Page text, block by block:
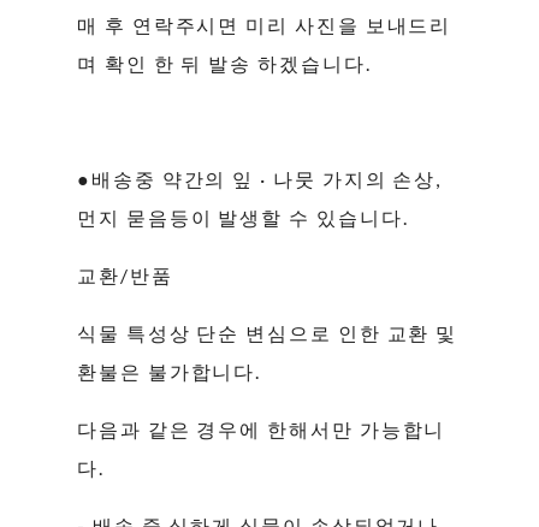
매 후 연락주시면 미리 사진을 보내드리
며 확인 한 뒤 발송 하겠습니다.
●배송중 약간의 잎 · 나뭇 가지의 손상,
먼지 묻음등이 발생할 수 있습니다.
교환/반품
식물 특성상 단순 변심으로 인한 교환 및
환불은 불가합니다.
다음과 같은 경우에 한해서만 가능합니
다.